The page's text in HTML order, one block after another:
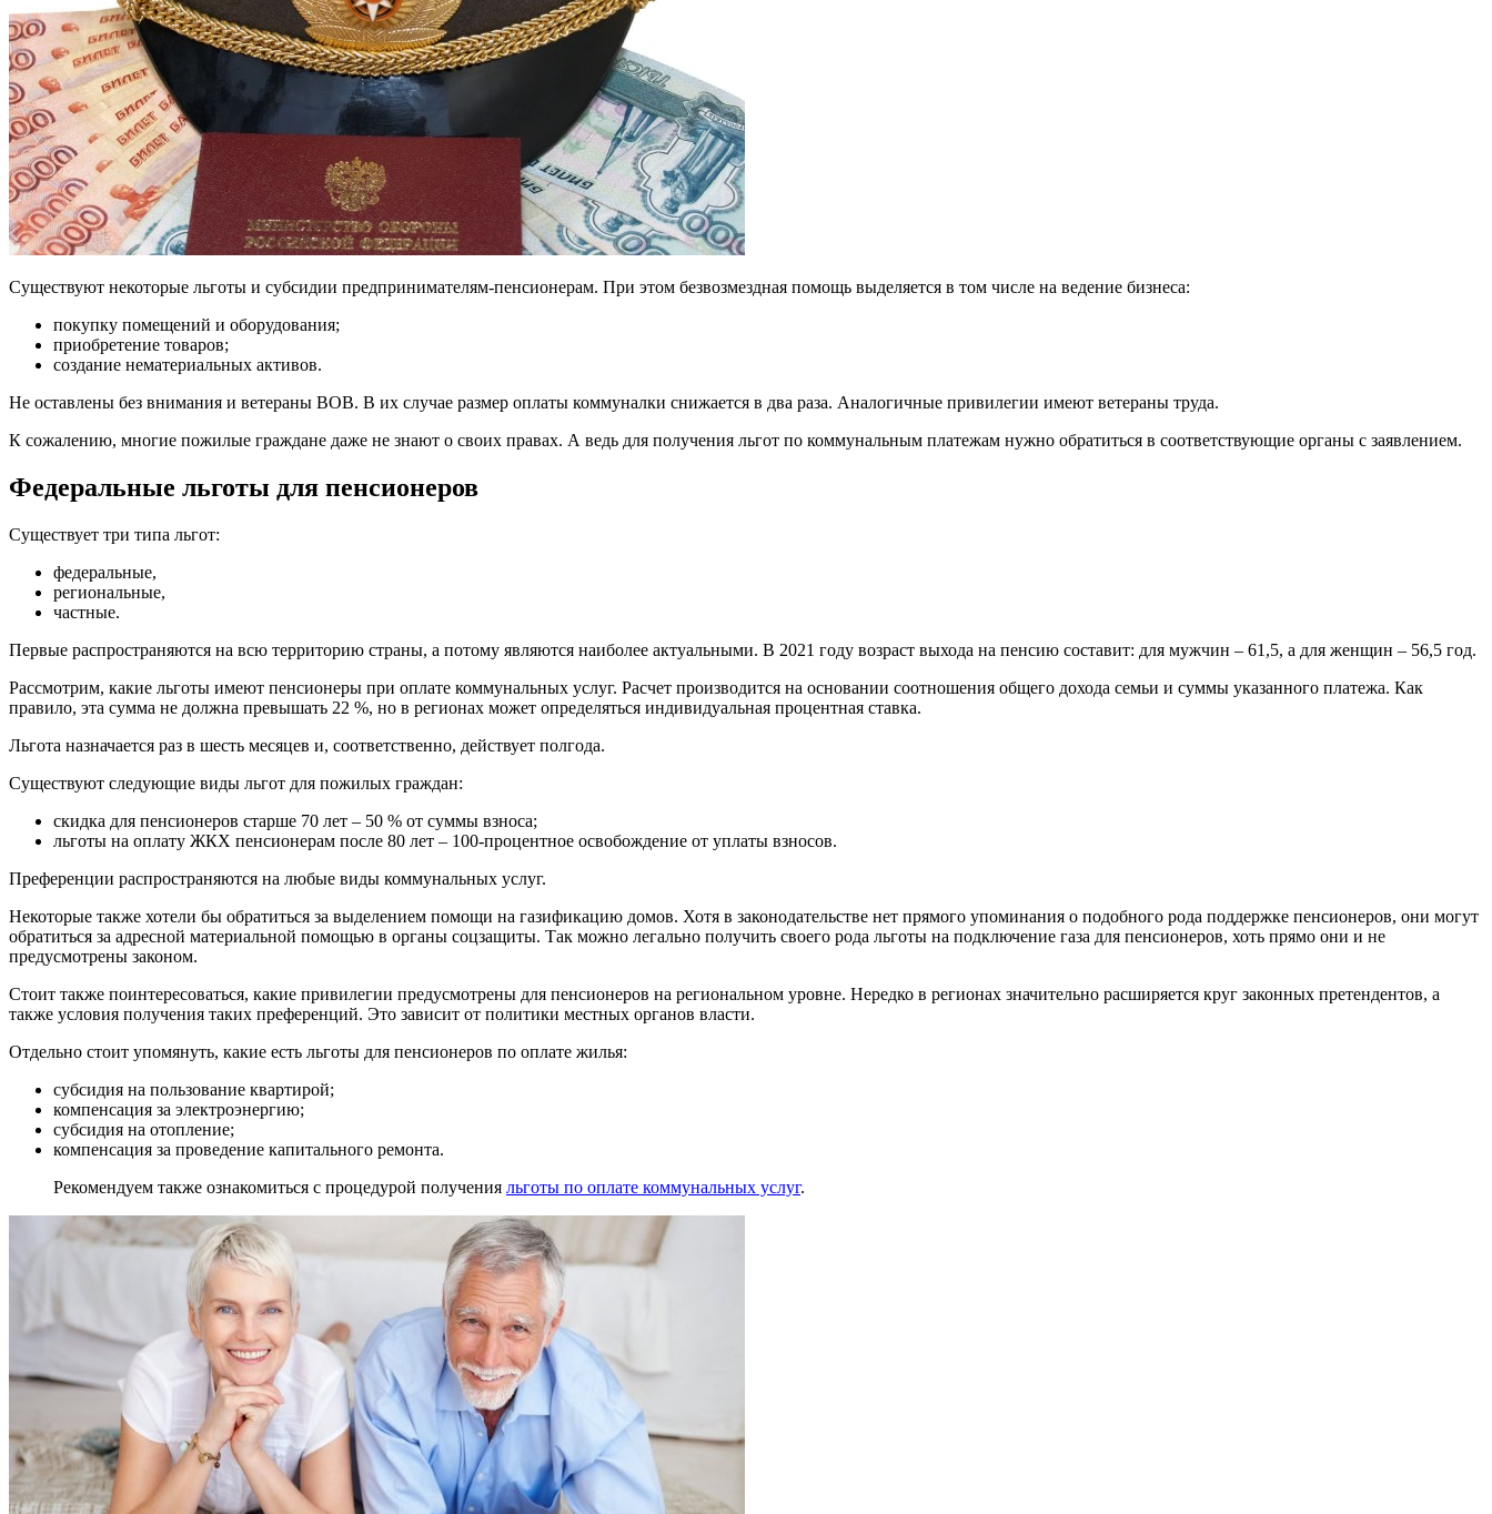
Существуют некоторые льготы и субсидии предпринимателям-пенсионерам. При этом безвозмездная помощь выделяется в том числе на ведение бизнеса:
покупку помещений и оборудования;
приобретение товаров;
создание нематериальных активов.
Не оставлены без внимания и ветераны ВОВ. В их случае размер оплаты коммуналки снижается в два раза. Аналогичные привилегии имеют ветераны труда.
К сожалению, многие пожилые граждане даже не знают о своих правах. А ведь для получения льгот по коммунальным платежам нужно обратиться в соответствующие органы с заявлением.
Федеральные льготы для пенсионеров
Существует три типа льгот:
федеральные,
региональные,
частные.
Первые распространяются на всю территорию страны, а потому являются наиболее актуальными. В 2021 году возраст выхода на пенсию составит: для мужчин – 61,5, а для женщин – 56,5 год.
Рассмотрим, какие льготы имеют пенсионеры при оплате коммунальных услуг. Расчет производится на основании соотношения общего дохода семьи и суммы указанного платежа. Как
правило, эта сумма не должна превышать 22 %, но в регионах может определяться индивидуальная процентная ставка.
Льгота назначается раз в шесть месяцев и, соответственно, действует полгода.
Существуют следующие виды льгот для пожилых граждан:
скидка для пенсионеров старше 70 лет – 50 % от суммы взноса;
льготы на оплату ЖКХ пенсионерам после 80 лет – 100-процентное освобождение от уплаты взносов.
Преференции распространяются на любые виды коммунальных услуг.
Некоторые также хотели бы обратиться за выделением помощи на газификацию домов. Хотя в законодательстве нет прямого упоминания о подобного рода поддержке пенсионеров, они могут
обратиться за адресной материальной помощью в органы соцзащиты. Так можно легально получить своего рода льготы на подключение газа для пенсионеров, хоть прямо они и не
предусмотрены законом.
Стоит также поинтересоваться, какие привилегии предусмотрены для пенсионеров на региональном уровне. Нередко в регионах значительно расширяется круг законных претендентов, а
также условия получения таких преференций. Это зависит от политики местных органов власти.
Отдельно стоит упомянуть, какие есть льготы для пенсионеров по оплате жилья:
субсидия на пользование квартирой;
компенсация за электроэнергию;
субсидия на отопление;
компенсация за проведение капитального ремонта.
Рекомендуем также ознакомиться с процедурой получения льготы по оплате коммунальных услуг.